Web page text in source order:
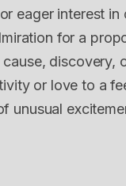
or eager interest in
for a
cause, discovery,
or love to a
unusual